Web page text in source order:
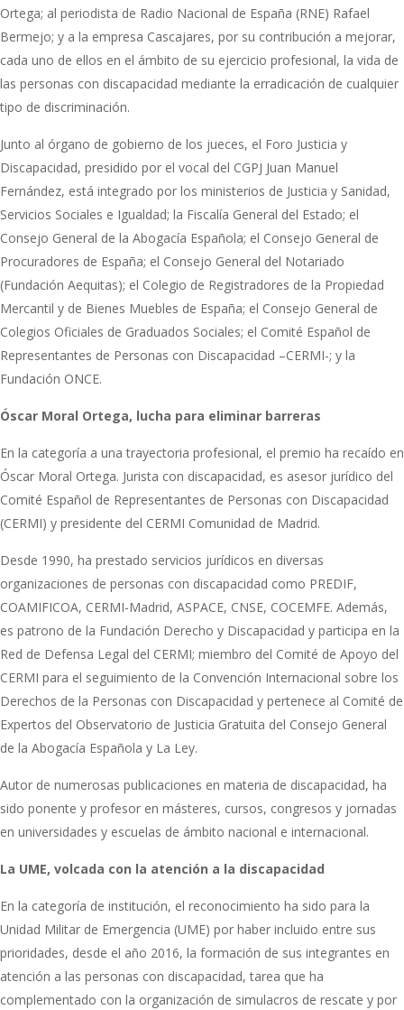
Ortega; al periodista de Radio Nacional de España (RNE) Rafael
Bermejo; y a la empresa Cascajares, por su contribución a mejorar,
cada uno de ellos en el ámbito de su ejercicio profesional, la vida de
las personas con discapacidad mediante la erradicación de cualquier
tipo de discriminación.
Junto al órgano de gobierno de los jueces, el Foro Justicia y
Discapacidad, presidido por el vocal del CGPJ Juan Manuel
Fernández, está integrado por los ministerios de Justicia y Sanidad,
Servicios Sociales e Igualdad; la Fiscalía General del Estado; el
Consejo General de la Abogacía Española; el Consejo General de
Procuradores de España; el Consejo General del Notariado
(Fundación Aequitas); el Colegio de Registradores de la Propiedad
Mercantil y de Bienes Muebles de España; el Consejo General de
Colegios Oficiales de Graduados Sociales; el Comité Español de
Representantes de Personas con Discapacidad –CERMI-; y la
Fundación ONCE.
Óscar Moral Ortega, lucha para eliminar barreras
En la categoría a una trayectoria profesional, el premio ha recaído en
Óscar Moral Ortega. Jurista con discapacidad, es asesor jurídico del
Comité Español de Representantes de Personas con Discapacidad
(CERMI) y presidente del CERMI Comunidad de Madrid.
Desde 1990, ha prestado servicios jurídicos en diversas
organizaciones de personas con discapacidad como PREDIF,
COAMIFICOA, CERMI-Madrid, ASPACE, CNSE, COCEMFE. Además,
es patrono de la Fundación Derecho y Discapacidad y participa en la
Red de Defensa Legal del CERMI; miembro del Comité de Apoyo del
CERMI para el seguimiento de la Convención Internacional sobre los
Derechos de la Personas con Discapacidad y pertenece al Comité de
Expertos del Observatorio de Justicia Gratuita del Consejo General
de la Abogacía Española y La Ley.
Autor de numerosas publicaciones en materia de discapacidad, ha
sido ponente y profesor en másteres, cursos, congresos y jornadas
en universidades y escuelas de ámbito nacional e internacional.
La UME, volcada con la atención a la discapacidad
En la categoría de institución, el reconocimiento ha sido para la
Unidad Militar de Emergencia (UME) por haber incluido entre sus
prioridades, desde el año 2016, la formación de sus integrantes en
atención a las personas con discapacidad, tarea que ha
complementado con la organización de simulacros de rescate y por